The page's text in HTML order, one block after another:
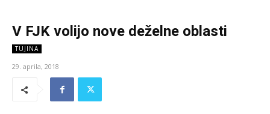
V FJK volijo nove deželne oblasti
TUJINA
29. aprila, 2018